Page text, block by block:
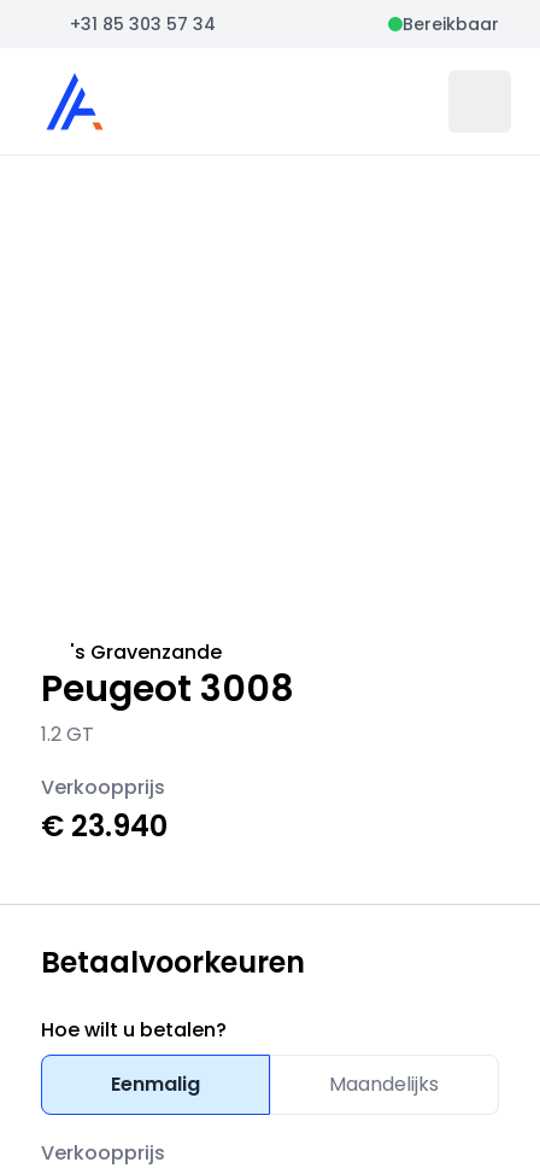
+31 85 303 57 34 Bereikbaar
Auto Atlas
Peugeot 3008
1.2 GT
's Gravenzande
Verkoopprijs
€ 23.940
Betaalvoorkeuren
Hoe wilt u betalen?
Eenmalig
Maandelijks
Verkoopprijs